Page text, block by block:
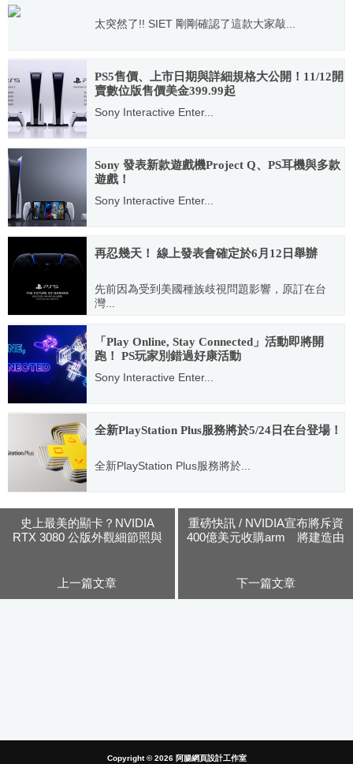
太突然了!! SIET 剛剛確認了這款大家敲...
2020.05.29
PS5售價、上市日期與詳細規格大公開！11/12開
賣數位版售價美金399.99起
Sony Interactive Enter...
2020.09.17
Sony 發表新款遊戲機Project Q、PS耳機與多款
遊戲！
Sony Interactive Enter...
2023.05.25
再忍幾天！ 線上發表會確定於6月12日舉辦
先前因為受到美國種族歧視問題影響，原訂在台
灣...
2020.06.09
「Play Online, Stay Connected」活動即將開
跑！ PS玩家別錯過好康活動
Sony Interactive Enter...
2021.09.14
全新PlayStation Plus服務將於5/24日在台登場！
全新PlayStation Plus服務將於...
史上最美的顯卡？NVIDIA
RTX 3080 公版外觀細節照與
上一篇文章
重磅快訊 / NVIDIA宣布將斥資
400億美元收購arm 將建造由
下一篇文章
Copyright © 2026 阿腸網頁設計工作室